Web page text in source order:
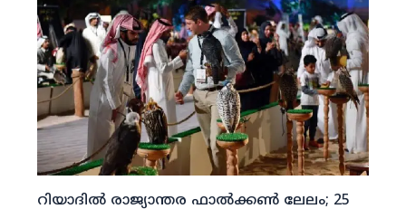
റിയാദില്‍ രാജ്യാന്തര ഫാല്‍ക്കണ്‍ ലേലം; 25